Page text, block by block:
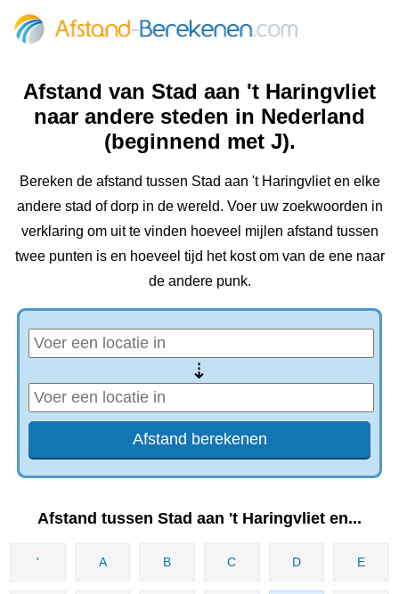
Afstand van Stad aan 't Haringvliet
naar andere steden in Nederland
(beginnend met J).
Bereken de afstand tussen Stad aan 't Haringvliet en elke
andere stad of dorp in de wereld. Voer uw zoekwoorden in
verklaring om uit te vinden hoeveel mijlen afstand tussen
twee punten is en hoeveel tijd het kost om van de ene naar
de andere punk.
⇢
Afstand tussen Stad aan 't Haringvliet en...
' A B C D E